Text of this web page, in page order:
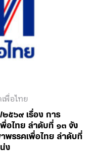
พื่อไทย
๕๖๙ เรื่อง การ
อไทย ลำดับที่ ๑๓ จัง
พรรคเพื่อไทย ลำดับที่
ง